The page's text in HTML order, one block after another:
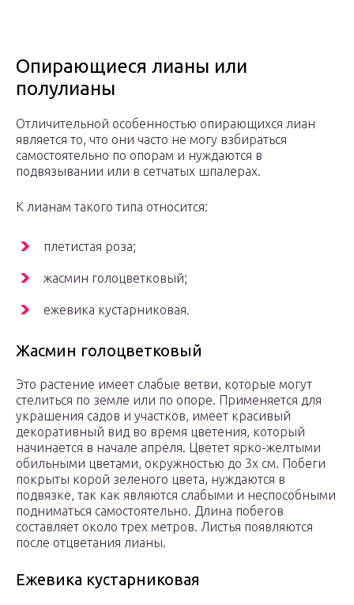
Опирающиеся лианы или
полулианы
Отличительной особенностью опирающихся лиан
является то, что они часто не могу взбираться
самостоятельно по опорам и нуждаются в
подвязывании или в сетчатых шпалерах.
К лианам такого типа относится:
плетистая роза;
жасмин голоцветковый;
ежевика кустарниковая.
Жасмин голоцветковый
Это растение имеет слабые ветви, которые могут
стелиться по земле или по опоре. Применяется для
украшения садов и участков, имеет красивый
декоративный вид во время цветения, который
начинается в начале апреля. Цветет ярко-желтыми
обильными цветами, окружностью до 3х см. Побеги
покрыты корой зеленого цвета, нуждаются в
подвязке, так как являются слабыми и неспособными
подниматься самостоятельно. Длина побегов
составляет около трех метров. Листья появляются
после отцветания лианы.
Ежевика кустарниковая